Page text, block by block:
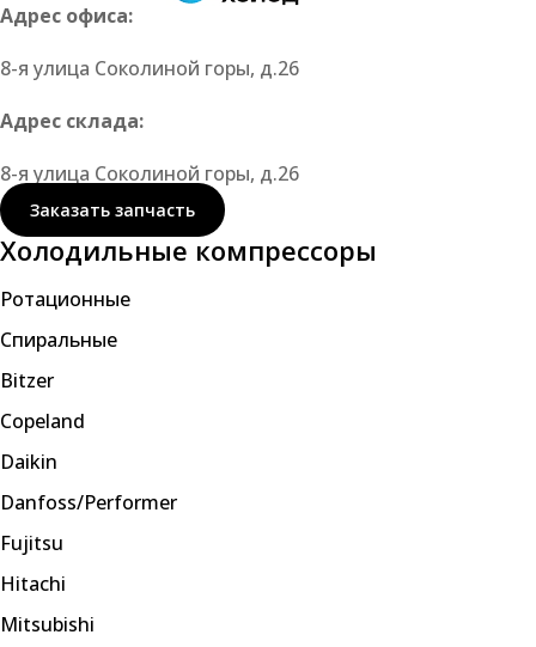
Адрес офиса:
8-я улица Соколиной горы, д.26
Адрес склада:
8-я улица Соколиной горы, д.26
Заказать запчасть
Холодильные компрессоры
Ротационные
Спиральные
Bitzer
Copeland
Daikin
Danfoss/Performer
Fujitsu
Hitachi
Mitsubishi